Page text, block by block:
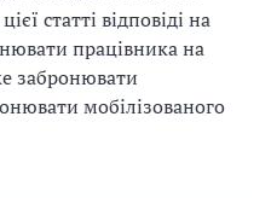
статті відповіді на
працівника на
забронювати
мобілізованого